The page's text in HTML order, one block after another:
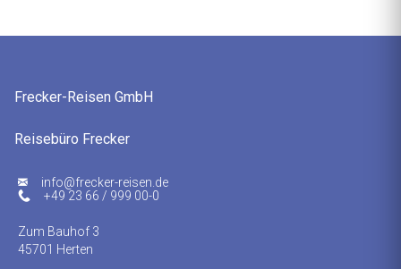
Frecker-Reisen GmbH
Reisebüro Frecker
ed.nesier-rekcerf@ofni
+49 23 66 / 999 00-0
Zum Bauhof 3
45701 Herten